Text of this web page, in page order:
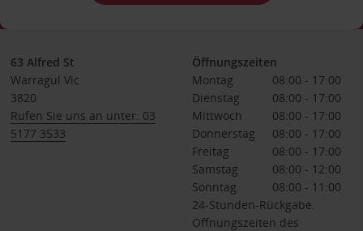
63 Alfred St
Warragul Vic
3820
Rufen Sie uns an unter: 03
5177 3533
Öffnungszeiten
Montag
08:00 - 17:00
Dienstag
08:00 - 17:00
Mittwoch
08:00 - 17:00
Donnerstag
08:00 - 17:00
Freitag
08:00 - 17:00
Samstag
08:00 - 12:00
Sonntag
08:00 - 11:00
24-Stunden-Rückgabe.
Öffnungszeiten des